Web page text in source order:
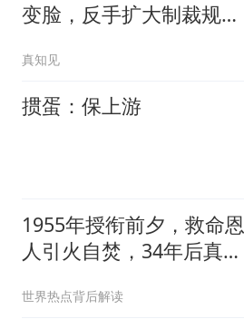
变脸，反手扩大制裁规
真知见
掼蛋：保上游
1955年授衔前夕，救命恩
人引火自焚，34年后真相
世界热点背后解读